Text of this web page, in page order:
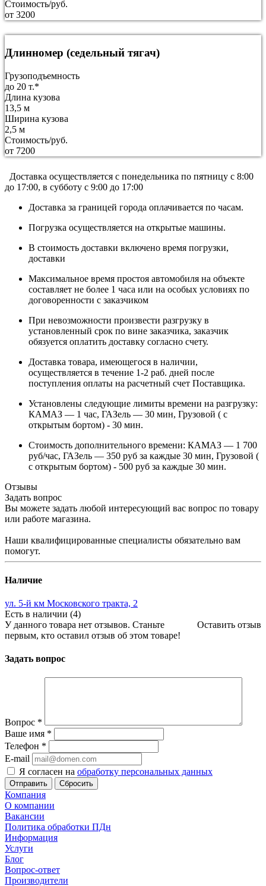
Стоимость/руб.
от 3200
Длинномер (седельный тягач)
Грузоподъемность
до 20 т.*
Длина кузова
13,5 м
Ширина кузова
2,5 м
Стоимость/руб.
от 7200
Доставка осуществляется c понедельника по пятницу с 8:00
до 17:00, в субботу с 9:00 до 17:00
Доставка за границей города оплачивается по часам.
Погрузка осуществляется на открытые машины.
В стоимость доставки включено время погрузки,
доставки
Максимальное время простоя автомобиля на объекте
составляет не более 1 часа или на особых условиях по
договоренности с заказчиком
При невозможности произвести разгрузку в
установленный срок по вине заказчика, заказчик
обязуется оплатить доставку согласно счету.
Доставка товара, имеющегося в наличии,
осуществляется в течение 1-2 раб. дней после
поступления оплаты на расчетный счет Поставщика.
Установлены следующие лимиты времени на разгрузку:
КАМАЗ — 1 час, ГАЗель — 30 мин, Грузовой ( с
открытым бортом) - 30 мин.
Стоимость дополнительного времени: КАМАЗ — 1 700
руб/час, ГАЗель — 350 руб за каждые 30 мин, Грузовой (
с открытым бортом) - 500 руб за каждые 30 мин.
Отзывы
Задать вопрос
Вы можете задать любой интересующий вас вопрос по товару
или работе магазина.
Наши квалифицированные специалисты обязательно вам
помогут.
Наличие
ул. 5-й км Московского тракта, 2
Есть в наличии (4)
Оставить отзыв
У данного товара нет отзывов. Станьте
первым, кто оставил отзыв об этом товаре!
Задать вопрос
Вопрос *
Ваше имя *
Телефон *
E-mail
Я согласен на обработку персональных данных
Сбросить
Компания
О компании
Вакансии
Политика обработки ПДн
Информация
Услуги
Блог
Вопрос-ответ
Производители